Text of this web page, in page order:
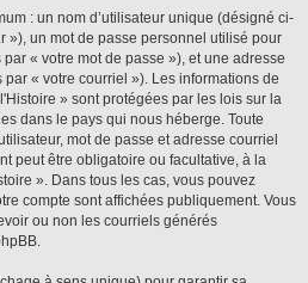
: un nom d’utilisateur unique (désigné ci-
»), un mot de passe personnel utilisé pour
« votre mot de passe »), et une adresse
« votre courriel »). Les informations de
» sont protégées par les lois sur la
dans le pays qui nous héberge. Toute
mot de passe et adresse courriel
peut être obligatoire ou facultative, à la
». Dans tous les cas, vous pouvez
compte sont affichées publiquement. Vous
ou non les courriels générés